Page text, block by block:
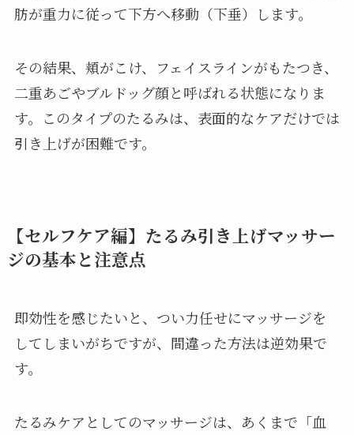
肪が重力に従って下方へ移動（下垂）します。
その結果、頬がこけ、フェイスラインがもたつき、
二重あごやブルドッグ顔と呼ばれる状態になりま
す。このタイプのたるみは、表面的なケアだけでは
引き上げが困難です。
【セルフケア編】たるみ引き上げマッサー
ジの基本と注意点
即効性を感じたいと、つい力任せにマッサージを
してしまいがちですが、間違った方法は逆効果で
す。
たるみケアとしてのマッサージは、あくまで「血